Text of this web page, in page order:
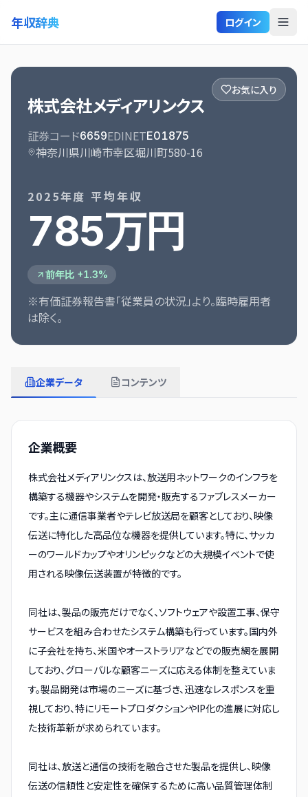
年収辞典 ログイン
お気に入り
株式会社メディアリンクス
証券コード6659EDINETE01875
神奈川県川崎市幸区堀川町580-16
2025年度 平均年収
785万円
前年比 +1.3%
※有価証券報告書「従業員の状況」より。臨時雇用者
は除く。
企業データ コンテンツ
企業概要
株式会社メディアリンクスは、放送用ネットワークのインフラを
構築する機器やシステムを開発・販売するファブレスメーカー
です。主に通信事業者やテレビ放送局を顧客としており、映像
伝送に特化した高品位な機器を提供しています。特に、サッカ
ーのワールドカップやオリンピックなどの大規模イベントで使
用される映像伝送装置が特徴的です。
同社は、製品の販売だけでなく、ソフトウェアや設置工事、保守
サービスを組み合わせたシステム構築も行っています。国内外
に子会社を持ち、米国やオーストラリアなどでの販売網を展開
しており、グローバルな顧客ニーズに応える体制を整えていま
す。製品開発は市場のニーズに基づき、迅速なレスポンスを重
視しており、特にリモートプロダクションやIP化の進展に対応し
た技術革新が求められています。
同社は、放送と通信の技術を融合させた製品を提供し、映像
伝送の信頼性と安定性を確保するために高い品質管理体制